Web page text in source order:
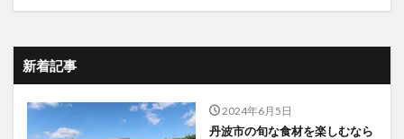
新着記事
2024年6月5日
丹波市の旬な食材を楽しむなら